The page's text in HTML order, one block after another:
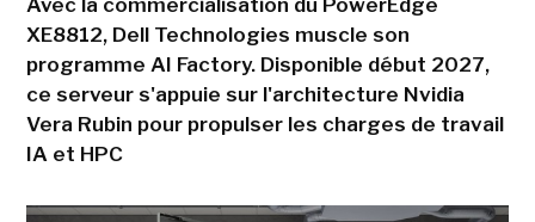
Avec la commercialisation du PowerEdge
XE8812, Dell Technologies muscle son
programme AI Factory. Disponible début 2027,
ce serveur s'appuie sur l'architecture Nvidia
Vera Rubin pour propulser les charges de travail
IA et HPC